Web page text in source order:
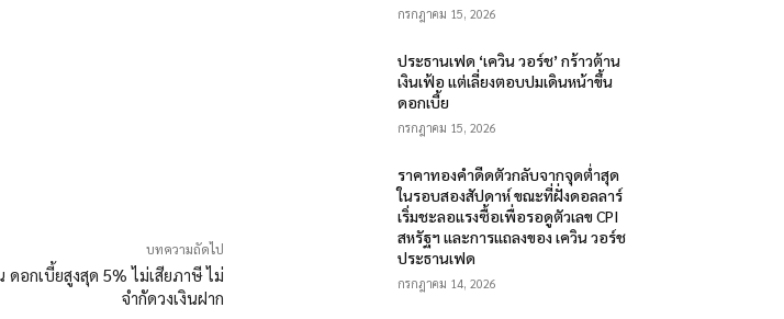
บทความถัดไป
ดอกเบี้ยสูงสุด 5% ไม่เสียภาษี ไม่
จำกัดวงเงินฝาก
กรกฎาคม 15, 2026
ประธานเฟด ‘เควิน วอร์ช’ กร้าวต้าน
เงินเฟ้อ แต่เลี่ยงตอบปมเดินหน้าขึ้น
ดอกเบี้ย
กรกฎาคม 15, 2026
ราคาทองคำดีดตัวกลับจากจุดต่ำสุด
ในรอบสองสัปดาห์ ขณะที่ฝั่งดอลลาร์
เริ่มชะลอแรงซื้อเพื่อรอดูตัวเลข CPI
สหรัฐฯ และการแถลงของ เควิน วอร์ช
ประธานเฟด
กรกฎาคม 14, 2026